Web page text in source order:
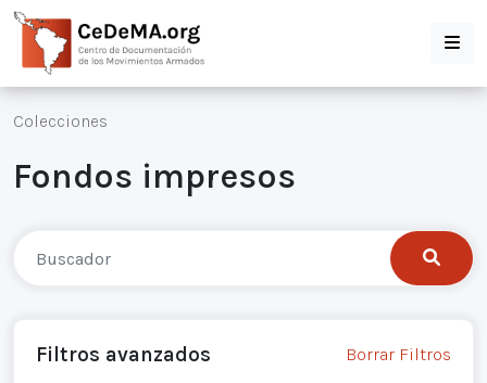
Colecciones
Fondos impresos
Filtros avanzados Borrar Filtros